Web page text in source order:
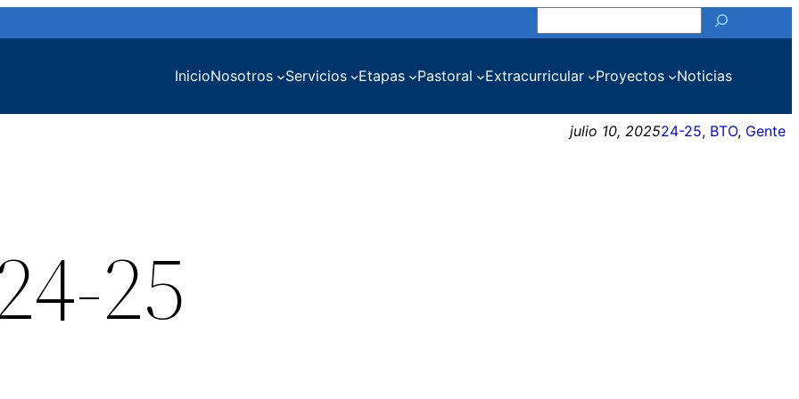
InicioNosotros Servicios Etapas Pastoral Extracurricular Proyectos Noticias
julio 10, 202524-25, BTO, Gente
25